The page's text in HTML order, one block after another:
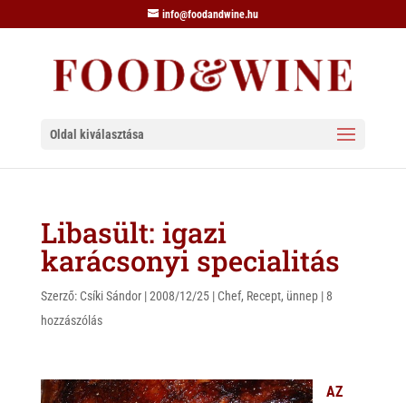
info@foodandwine.hu
Oldal kiválasztása
Libasült: igazi
karácsonyi specialitás
Szerző: Csíki Sándor|2008/12/25| Chef, Recept, ünnep|8
hozzászólás
AZ